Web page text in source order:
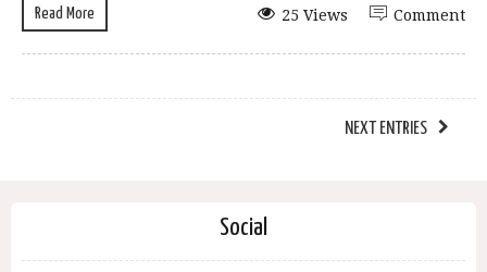
Read More Comment
25 Views
NEXT ENTRIES
Social